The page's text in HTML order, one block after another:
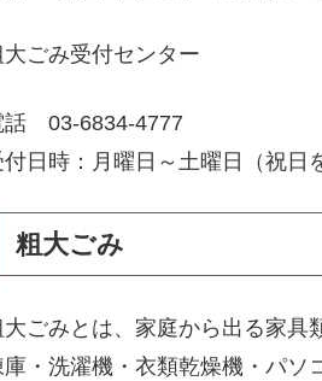
大ごみ受付センター
話 03-6834-4777
付日時：月曜日～土曜日（祝日
粗大ごみ
大ごみとは、家庭から出る家具
庫・洗濯機・衣類乾燥機・パソ